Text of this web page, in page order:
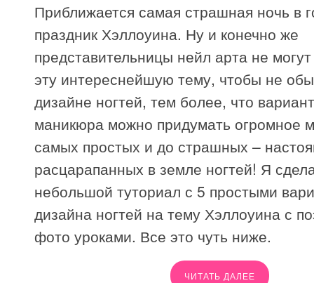
Приближается самая страшная ночь в
праздник Хэллоуина. Ну и конечно же
представительницы нейл арта не
эту интереснейшую тему, чтобы не
дизайне ногтей, тем более, что
маникюра можно придумать огромное
самых простых и до страшных –
расцарапанных в земле ногтей! Я
небольшой туториал с 5 простыми
дизайна ногтей на тему Хэллоуина с
фото уроками. Все это чуть ниже.
ЧИТАТЬ ДАЛЕЕ